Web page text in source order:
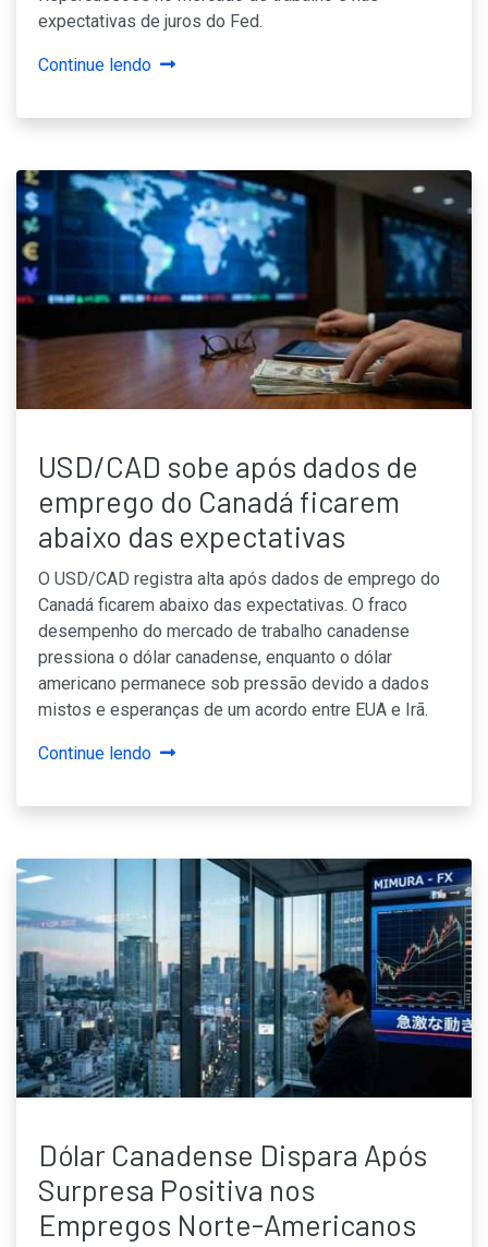
expectativas de juros do Fed.
Continue lendo
USD/CAD sobe após dados de
emprego do Canadá ficarem
abaixo das expectativas
O USD/CAD registra alta após dados de emprego do
Canadá ficarem abaixo das expectativas. O fraco
desempenho do mercado de trabalho canadense
pressiona o dólar canadense, enquanto o dólar
americano permanece sob pressão devido a dados
mistos e esperanças de um acordo entre EUA e Irã.
Continue lendo
Dólar Canadense Dispara Após
Surpresa Positiva nos
Empregos Norte-Americanos